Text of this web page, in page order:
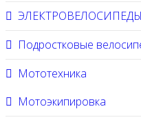
ЭЛЕКТРОВЕЛОСИПЕДЫ
Подростковые
Мототехника
Мотоэкипировка